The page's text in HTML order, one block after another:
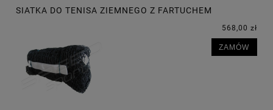
SIATKA DO TENISA ZIEMNEGO Z FARTUCHEM
568,00 zł
ZAMÓW